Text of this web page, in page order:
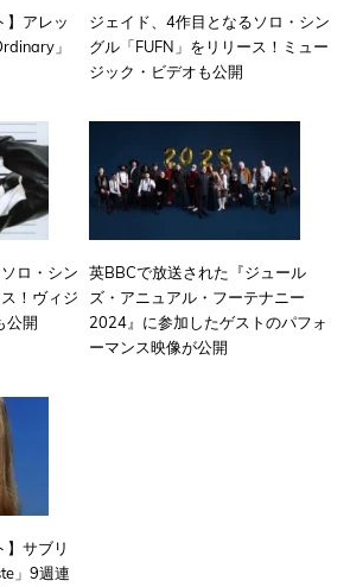
】アレッ
」
ジェイド、4作目となるソロ・シン
グル「FUFN」をリリース！ミュー
ジック・ビデオも公開
ロ・シン
！ヴィジ
公開
英BBCで放送された『ジュール
ズ・アニュアル・フーテナニー
2024』に参加したゲストのパフォ
ーマンス映像が公開
】サブリ
」9週連